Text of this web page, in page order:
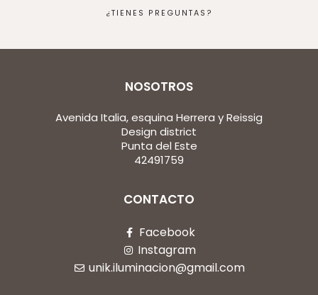
¿TIENES PREGUNTAS?
NOSOTROS
Avenida Italia, esquina Herrera y Reissig
Design district
Punta del Este
42491759
CONTACTO
Facebook
Instagram
unik.iluminacion@gmail.com